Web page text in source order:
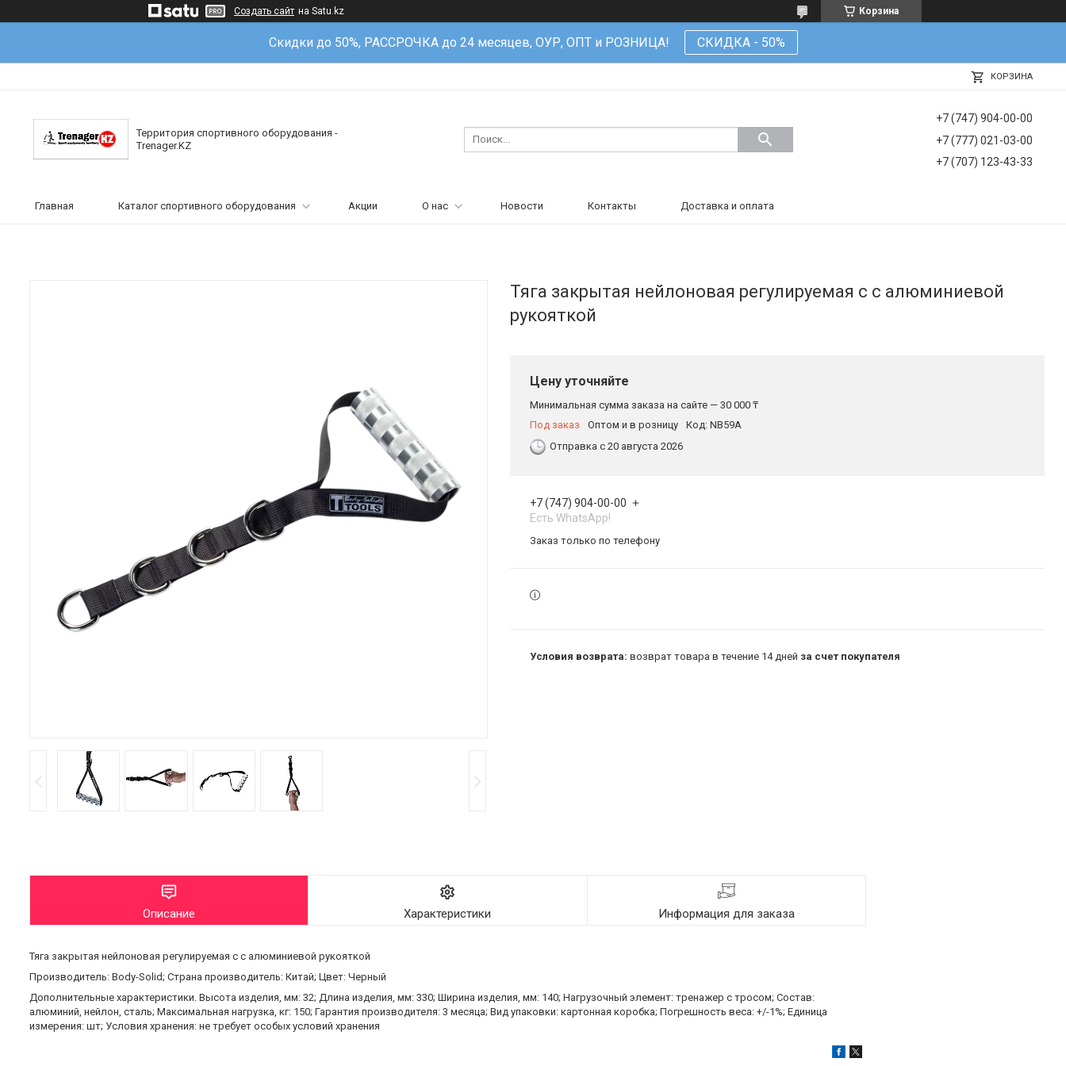
Создать сайт на Satu.kz Корзина
Скидки до 50%, РАССРОЧКА до 24 месяцев, ОУР, ОПТ и РОЗНИЦА! СКИДКА - 50%
КОРЗИНА
Территория спортивного оборудования -
Trenager.KZ
+7 (747) 904-00-00
+7 (777) 021-03-00
+7 (707) 123-43-33
Главная Каталог спортивного оборудования Акции О нас Новости Контакты Доставка и оплата
Тяга закрытая нейлоновая регулируемая c с алюминиевой
рукояткой
Цену уточняйте
Минимальная сумма заказа на сайте — 30 000 ₸
Под заказ
Оптом и в розницу Код: NB59A
Отправка с 20 августа 2026
+7 (747) 904-00-00
Есть WhatsApp!
Заказ только по телефону
возврат товара в течение 14 дней за счет покупателя
Описание Характеристики Информация для заказа
Тяга закрытая нейлоновая регулируемая c с алюминиевой рукояткой
Производитель: Body-Solid; Страна производитель: Китай; Цвет: Черный
Дополнительные характеристики. Высота изделия, мм: 32; Длина изделия, мм: 330; Ширина изделия, мм: 140; Нагрузочный элемент: тренажер с тросом; Состав:
алюминий, нейлон, сталь; Максимальная нагрузка, кг: 150; Гарантия производителя: 3 месяца; Вид упаковки: картонная коробка; Погрешность веса: +/-1%; Единица
измерения: шт; Условия хранения: не требует особых условий хранения